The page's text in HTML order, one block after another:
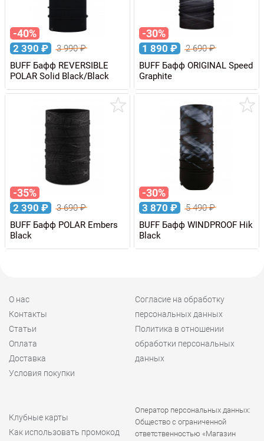
-40%
2 390 ₽ 3 990₽
BUFF Бафф REVERSIBLE
POLAR Solid Black/Black
-30%
1 890 ₽ 2 690₽
BUFF Бафф ORIGINAL Speed
Graphite
-35%
2 390 ₽ 3 690₽
BUFF Бафф POLAR Embers
Black
-30%
3 870 ₽ 5 490₽
BUFF Бафф WINDPROOF Hik
Black
О нас
Контакты
Статьи
Оплата
Доставка
Условия покупки
Согласие на обработку
персональных данных
Политика в отношении
обработки персональных
данных
Клубные карты
Как использовать промокод
Оператор персональных данных:
Общество с ограниченной
ответственностью «Магазин